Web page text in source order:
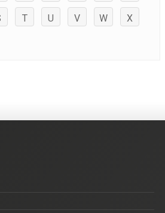
T U V W X